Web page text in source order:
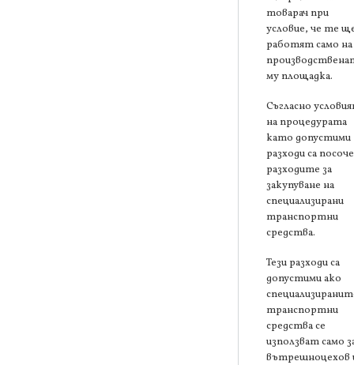
товарач при
условие, че те
работят само на
му площадка.
Съгласно
на процедурата
като допустими
разходи са
разходите за
закупуване на
специализирани
транспортни
средства.
Тези разходи са
допустими ако
транспортни
средства се
използват само
вътрешноцехов